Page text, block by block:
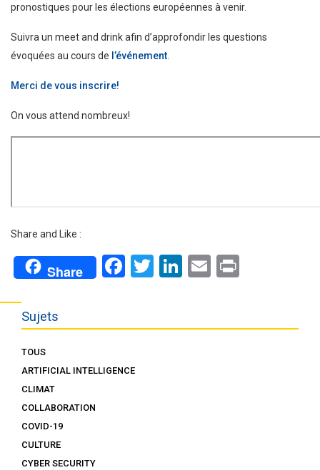
pronostiques pour les élections européennes à venir.
Suivra un meet and drink afin d’approfondir les questions
évoquées au cours de l’événement
Merci de vous inscrire!
On vous attend nombreux!
Share and Like :
Share Facebook
Twitter
LinkedIn
Email
Sujets
TOUS
ARTIFICIAL INTELLIGENCE
CLIMAT
COLLABORATION
COVID-19
CULTURE
CYBER SECURITY